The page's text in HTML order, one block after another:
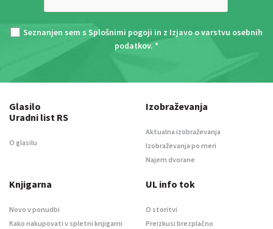
Seznanjen sem s Splošnimi pogoji in z Izjavo o varstvu osebnih
podatkov. *
Glasilo
Uradni list RS
O glasilu
Izobraževanja
Aktualna izobraževanja
Izobraževanja po meri
Najem dvorane
Knjigarna
Novo v ponudbi
Kako nakupovati v spletni knjigarni
UL info tok
O storitvi
Preizkusi brezplačno